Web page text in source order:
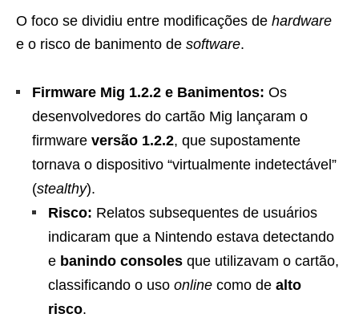
O foco se dividiu entre modificações de hardware
e o risco de banimento de software.
Firmware Mig 1.2.2 e Banimentos: Os
desenvolvedores do cartão Mig lançaram o
firmware versão 1.2.2, que supostamente
tornava o dispositivo “virtualmente indetectável”
(stealthy).
Risco: Relatos subsequentes de usuários
indicaram que a Nintendo estava detectando
e banindo consoles que utilizavam o cartão,
classificando o uso online como de alto
risco.